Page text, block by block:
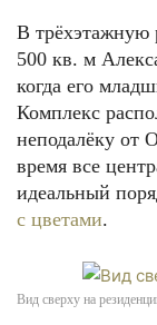
В
500 кв. м
когда его
Комплекс
неподалёку от
время все
идеальный
с цветами.
Вид сверху на